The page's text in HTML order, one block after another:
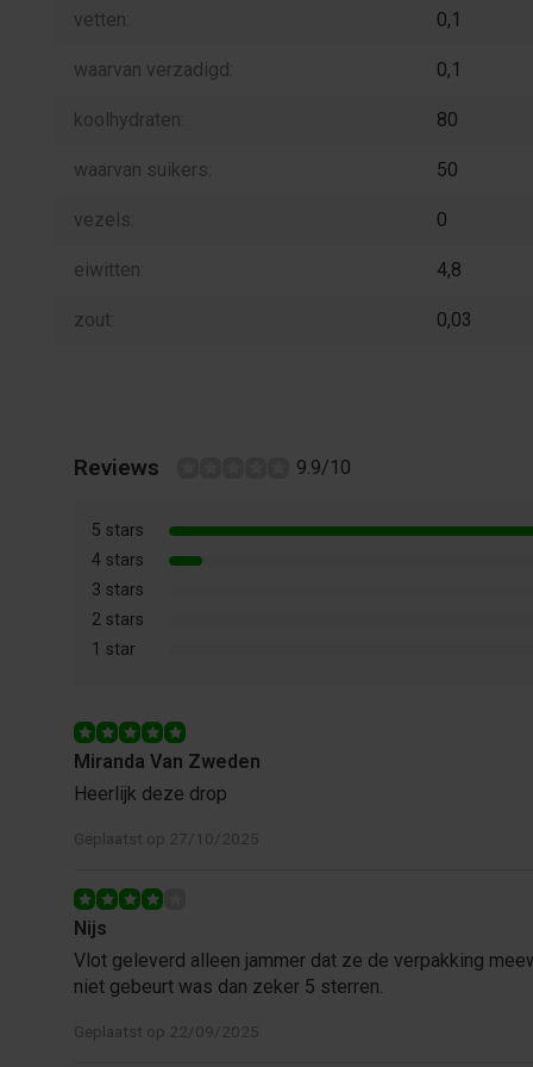
vetten: 0,1
waarvan verzadigd: 0,1
koolhydraten: 80
waarvan suikers: 50
vezels: 0
eiwitten: 4,8
zout: 0,03
Reviews 9.9/10
5 stars
4 stars
3 stars
2 stars
1 star
Miranda Van Zweden
Heerlijk deze drop
Geplaatst op 27/10/2025
Nijs
Vlot geleverd alleen jammer dat ze de verpakking
niet gebeurt was dan zeker 5 sterren.
Geplaatst op 22/09/2025